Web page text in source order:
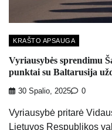
KRAŠTO APSAUGA
Vyriausybės sprendimu
punktai su Baltarusija
30 Spalio, 2025 0
Vyriausybė pritarė
Lietuvos Respublikos